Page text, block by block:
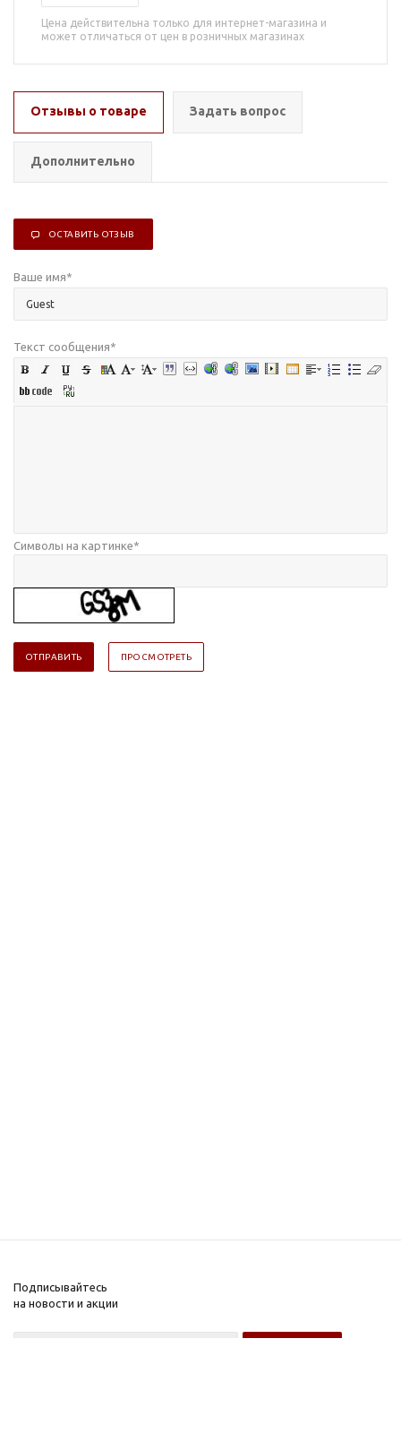
Цена действительна только для интернет-магазина и
может отличаться от цен в розничных магазинах
Отзывы о товаре Задать вопрос
Дополнительно
ОСТАВИТЬ ОТЗЫВ
Ваше имя*
Текст сообщения*
Символы на картинке*
Подписывайтесь
на новости и акции